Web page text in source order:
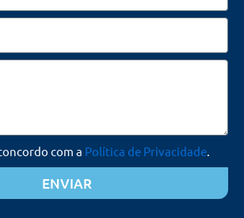
com a Política de Privacidade.
ENVIAR